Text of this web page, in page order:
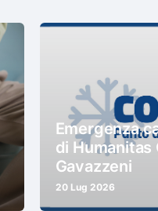
Emergenza
di Humanitas
Gavazzeni
20 Lug 2026